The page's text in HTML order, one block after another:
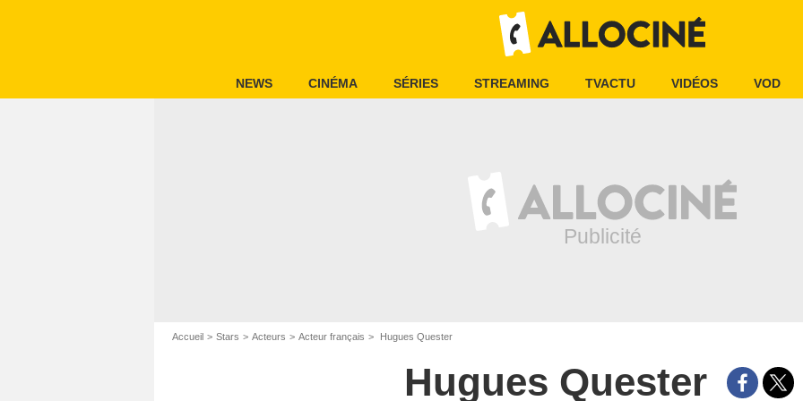
NEWS CINÉMA SÉRIES STREAMING TVACTU VIDÉOS VOD
Accueil Stars Acteurs Acteur français Hugues Quester
Hugues Quester